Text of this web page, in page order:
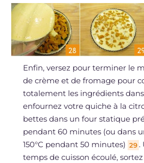
Enfin, versez pour terminer le
de crème et de fromage pour
totalement les ingrédients
enfournez votre quiche à la
bettes dans un four statique
pendant 60 minutes (ou dans
150°C pendant 50 minutes) 29 .
temps de cuisson écoulé,